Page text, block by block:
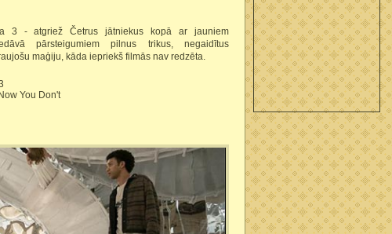
3 - atgriež Četrus jātniekus kopā ar jauniem
pārsteigumiem pilnus trikus, negaidītus
maģiju, kāda iepriekš filmās nav redzēta.
You Don't